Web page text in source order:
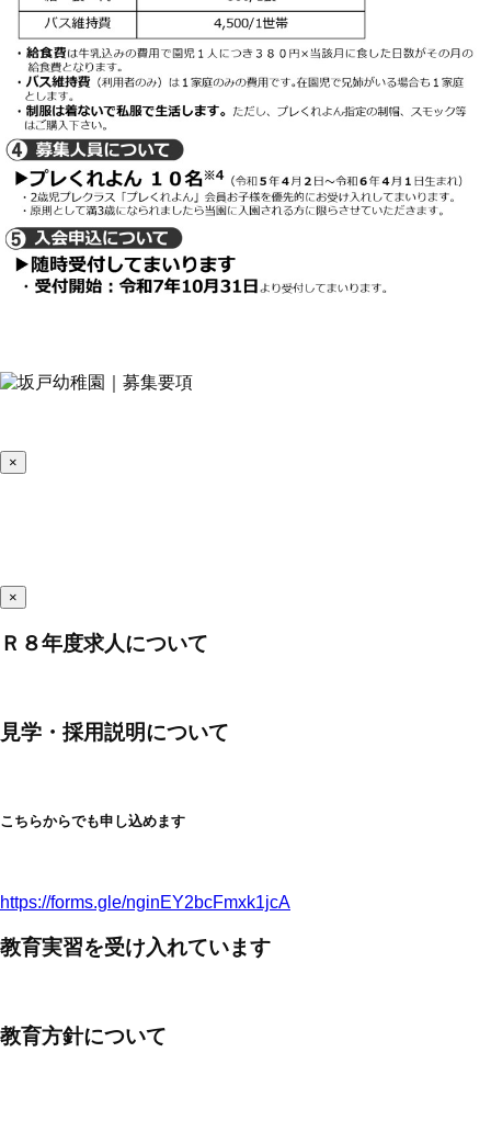
×
×
Ｒ８年度求人について
見学・採用説明について
こちらからでも申し込めます
https://forms.gle/nginEY2bcFmxk1jcA
教育実習を受け入れています
教育方針について